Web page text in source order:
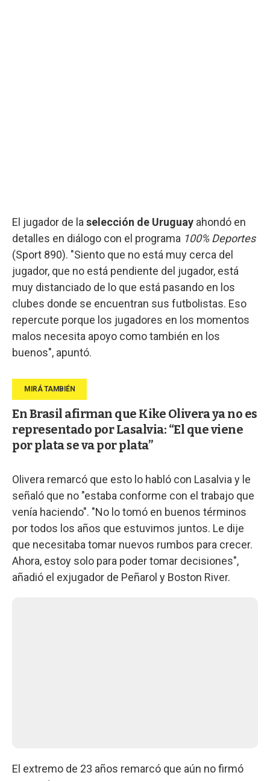
El jugador de la selección de Uruguay ahondó en
detalles en diálogo con el programa 100% Deportes
(Sport 890). "Siento que no está muy cerca del
jugador, que no está pendiente del jugador, está
muy distanciado de lo que está pasando en los
clubes donde se encuentran sus futbolistas. Eso
repercute porque los jugadores en los momentos
malos necesita apoyo como también en los
buenos", apuntó.
En Brasil afirman que Kike Olivera ya no es
representado por Lasalvia: “El que viene
por plata se va por plata”
Olivera remarcó que esto lo habló con Lasalvia y le
señaló que no "estaba conforme con el trabajo que
venía haciendo". "No lo tomó en buenos términos
por todos los años que estuvimos juntos. Le dije
que necesitaba tomar nuevos rumbos para crecer.
Ahora, estoy solo para poder tomar decisiones",
añadió el exjugador de Peñarol y Boston River.
El extremo de 23 años remarcó que aún no firmó